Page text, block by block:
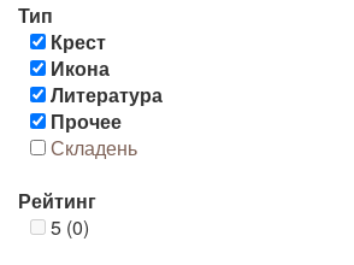
Тип
Крест
Икона
Литература
Прочее
Складень
Рейтинг
5 (0)